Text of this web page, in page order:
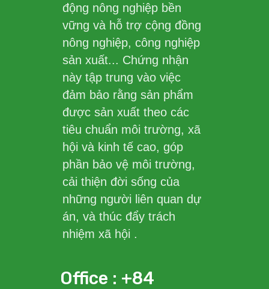
động nông nghiệp bền
vững và hỗ trợ cộng đồng
nông nghiệp, công nghiệp
sản xuất... Chứng nhận
này tập trung vào việc
đảm bảo rằng sản phẩm
được sản xuất theo các
tiêu chuẩn môi trường, xã
hội và kinh tế cao, góp
phần bảo vệ môi trường,
cải thiện đời sống của
những người liên quan dự
án, và thúc đẩy trách
nhiệm xã hội .
Office : +84